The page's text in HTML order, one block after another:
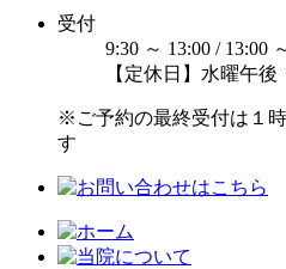
受付
9:30 ～ 13:00 / 13:00
【定休日】水曜午後
※ご予約の最終受付は１
す